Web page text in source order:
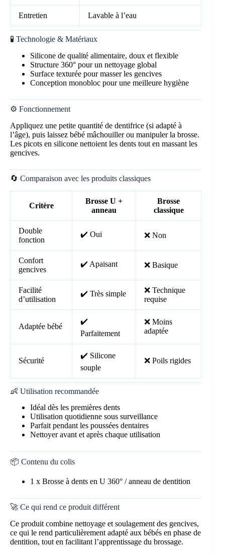
Entretien Lavable à l’eau
🧪 Technologie & Matériaux
Silicone de qualité alimentaire, doux et flexible
Structure 360° pour un nettoyage global
Surface texturée pour masser les gencives
Conception monobloc pour une meilleure hygiène
⚙️ Fonctionnement
Appliquez une petite quantité de dentifrice (si adapté à
l’âge), puis laissez bébé mâchouiller ou manipuler la brosse.
Les picots en silicone nettoient les dents tout en massant les
gencives.
🔄 Comparaison avec les produits classiques
Critère
Brosse U +
anneau
Brosse
classique
Double
fonction
✔️ Oui ❌ Non
Confort
gencives
✔️ Apaisant ❌ Basique
Facilité
d’utilisation
✔️ Très simple
❌ Technique
requise
Adaptée bébé
✔️
Parfaitement
❌ Moins
adaptée
Sécurité
✔️ Silicone
souple
❌ Poils rigides
👶 Utilisation recommandée
Idéal dès les premières dents
Utilisation quotidienne sous surveillance
Parfait pendant les poussées dentaires
Nettoyer avant et après chaque utilisation
📦 Contenu du colis
1 x Brosse à dents en U 360° / anneau de dentition
🚀 Ce qui rend ce produit différent
Ce produit combine nettoyage et soulagement des gencives,
ce qui le rend particulièrement adapté aux bébés en phase de
dentition, tout en facilitant l’apprentissage du brossage.